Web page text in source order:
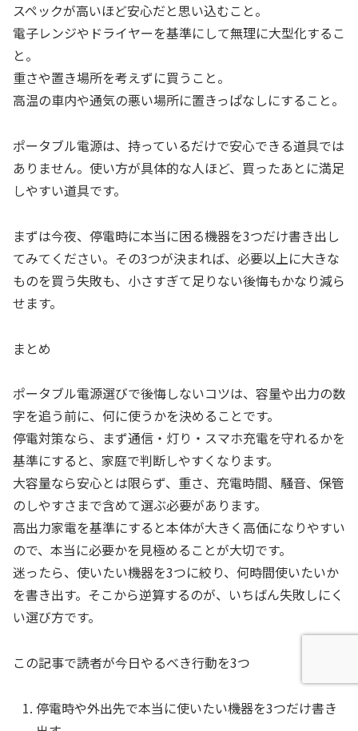
スペックが高いほど安心だと思い込むこと。
電子レンジやドライヤーを基準にして無理に大型化するこ
と。
重さや置き場所を考えずに買うこと。
高温の車内や通気の悪い場所に置きっぱなしにすること。
ポータブル電源は、持っているだけで安心できる道具では
ありません。使い方が具体的な人ほど、買ったあとに満足
しやすい道具です。
まずは今夜、停電時に本当に困る機器を3つだけ書き出し
てみてください。その3つが決まれば、必要以上に大きな
ものを買う失敗も、小さすぎて足りない後悔もかなり減ら
せます。
まとめ
ポータブル電源選びで後悔しないコツは、容量や出力の数
字を追う前に、何に使うかを決めることです。
停電対策なら、まず通信・灯り・スマホ充電を守れるかを
基準にすると、家庭で判断しやすくなります。
大容量なら安心とは限らず、重さ、充電時間、騒音、保管
のしやすさまで含めて選ぶ必要があります。
高出力家電を基準にすると本体が大きく高価になりやすい
ので、本当に必要かを見極めることが大切です。
迷ったら、使いたい機器を3つに絞り、何時間使いたいか
を書き出す。そこから逆算するのが、いちばん失敗しにく
い選び方です。
この記事で読者が今日やるべき行動を3つ
停電時や外出先で本当に使いたい機器を3つだけ書き